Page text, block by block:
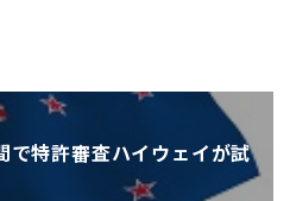
で特許審査ハイウェイが試